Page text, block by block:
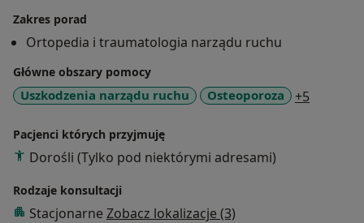
Zakres porad
Ortopedia i traumatologia narządu ruchu
Główne obszary pomocy
Uszkodzenia narządu ruchu Osteoporoza +5
Pacjenci których przyjmuję
Dorośli (Tylko pod niektórymi adresami)
Rodzaje konsultacji
Stacjonarne Zobacz lokalizacje (3)